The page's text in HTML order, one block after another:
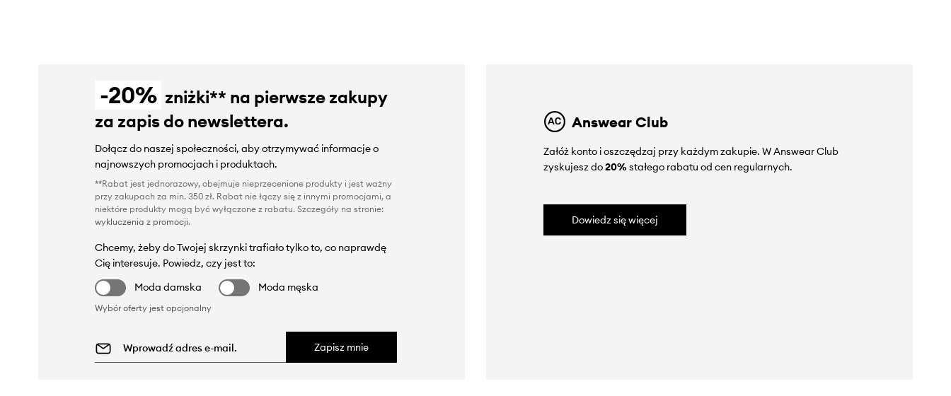
-20% zniżki** na pierwsze zakupy
za zapis do newslettera.
Dołącz do naszej społeczności, aby otrzymywać informacje o
najnowszych promocjach i produktach.
**Rabat jest jednorazowy, obejmuje nieprzecenione produkty i jest ważny
przy zakupach za min. 350 zł. Rabat nie łączy się z innymi promocjami, a
niektóre produkty mogą być wyłączone z rabatu. Szczegóły na stronie:
wykluczenia z promocji.
Chcemy, żeby do Twojej skrzynki trafiało tylko to, co naprawdę
Cię interesuje. Powiedz, czy jest to:
Moda damska
Moda męska
Wybór oferty jest opcjonalny
Zapisz mnie
Answear Club
Załóż konto i oszczędzaj przy każdym zakupie. W Answear Club
zyskujesz do20%stałego rabatu od cen regularnych.
Dowiedz się więcej